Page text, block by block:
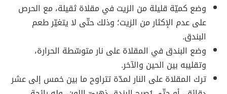
وضع كميّة قليلة من الزيت في مقلاة ثقيلة، مع الحرص
على عدم الإكثار من الزيت؛ وذلك حتّى لا يتغيّر طعم
البندق.
وضع البندق في المقلاة على نار متوسّطة الحرارة،
وتقليبه بين الحين والآخر.
ترك المقلاة على النار لمدّة تتراوح ما بين خمس إلى عشر